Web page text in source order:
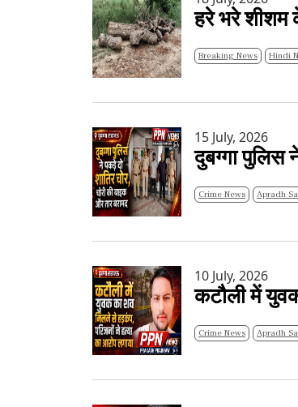
हरे भरे शीशम
Breaking News Hindi
15 July, 2026
दुबग्गा पुलिस
Crime News
10 July, 2026
कटौली में
Crime News